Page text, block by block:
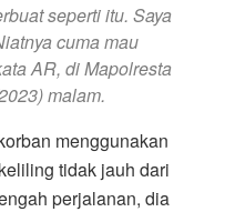
seperti itu. Saya
cuma mau
AR, di Mapolresta
malam.
menggunakan
tidak jauh dari
perjalanan, dia